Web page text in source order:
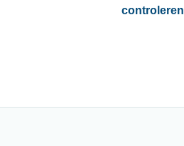
controleren